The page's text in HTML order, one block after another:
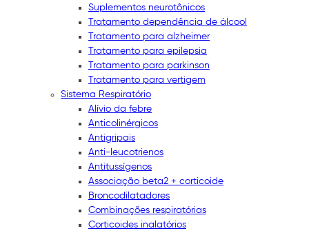
Suplementos neurotônicos
Tratamento dependência de álcool
Tratamento para alzheimer
Tratamento para epilepsia
Tratamento para parkinson
Tratamento para vertigem
Sistema Respiratório
Alívio da febre
Anticolinérgicos
Antigripais
Anti-leucotrienos
Antitussígenos
Associação beta2 + corticoide
Broncodilatadores
Combinações respiratórias
Corticoides inalatórios